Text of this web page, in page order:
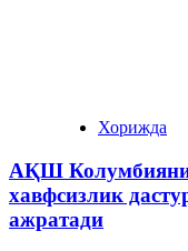
Хорижда
АҚШ
хавфсизлик
ажратади